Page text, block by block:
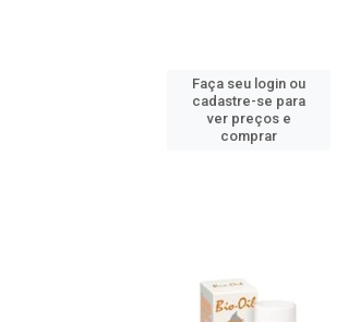
Faça seu login ou
cadastre-se para
ver preços e
comprar